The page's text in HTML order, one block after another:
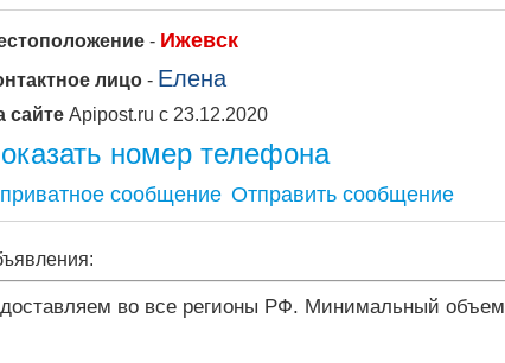
- Ижевск
лицо - Елена
сайте Apipost.ru с 23.12.2020
номер телефона
Отправить сообщение
во все регионы РФ. Минимальный объем